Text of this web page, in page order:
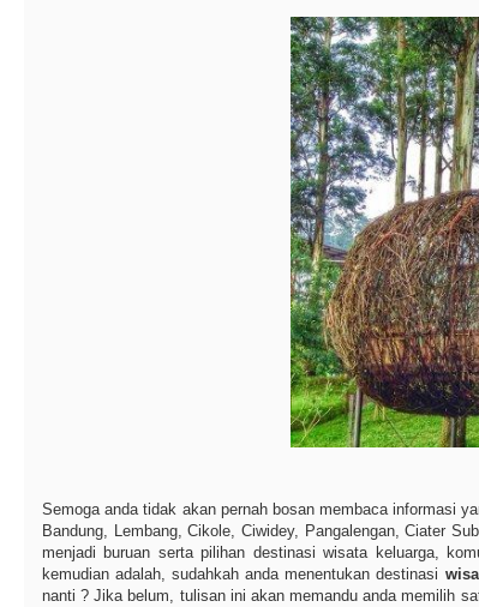
Semoga anda tidak akan pernah bosan membaca informasi
Bandung, Lembang, Cikole, Ciwidey, Pangalengan, Ciater
menjadi buruan serta pilihan destinasi wisata keluarga,
kemudian adalah, sudahkah anda menentukan destinasi
nanti ? Jika belum, tulisan ini akan memandu anda memilih